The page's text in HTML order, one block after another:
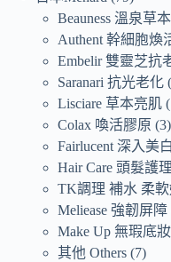
Beauness 溫泉草本
Authent 幹細胞煥
Embelir 雙靈芝抗
Saranari 抗光老化
Lisciare 草本亮肌
Colax 喚活膠原 3
Fairlucent 深入美白
Hair Care 頭髮護理
TK調理 補水 柔
Meliease 強韌屏障
Make Up 無瑕底妝
其他 Others 7